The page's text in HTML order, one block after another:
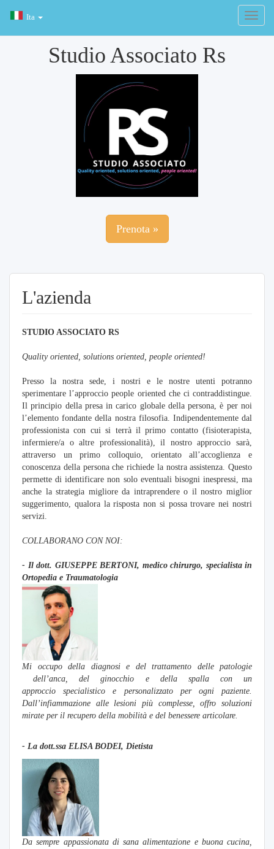
Ita
Studio Associato Rs
Prenota »
L'azienda
STUDIO ASSOCIATO RS
Quality oriented, solutions oriented, people oriented!
Presso la nostra sede, i nostri e le nostre utenti potranno
sperimentare l’approccio people oriented che ci contraddistingue.
Il principio della presa in carico globale della persona, è per noi
l’elemento fondante della nostra filosofia. Indipendentemente dal
professionista con cui si terrà il primo contatto (fisioterapista,
infermiere/a o altre professionalità), il nostro approccio sarà,
attraverso un primo colloquio, orientato all’accoglienza e
conoscenza della persona che richiede la nostra assistenza. Questo
permette di identificare non solo eventuali bisogni inespressi, ma
anche la strategia migliore da intraprendere o il nostro miglior
suggerimento, qualora la risposta non si possa trovare nei nostri
servizi.
COLLABORANO CON NOI:
- Il dott. GIUSEPPE BERTONI, medico chirurgo, specialista in
Ortopedia e Traumatologia
Mi occupo della diagnosi e del trattamento delle patologie
dell’anca, del ginocchio e della spalla con un
approccio specialistico e personalizzato per ogni paziente.
Dall’infiammazione alle lesioni più complesse, offro soluzioni
mirate per il recupero della mobilità e del benessere articolare.
- La dott.ssa ELISA BODEI, Dietista
Da sempre appassionata di sana alimentazione e buona cucina,